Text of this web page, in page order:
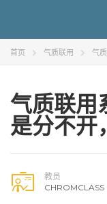
首页 气质联用 气
气质联用
是分不开
教员
CHROMCLASS